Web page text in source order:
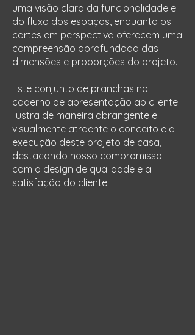
uma visão clara da funcionalidade e
do fluxo dos espaços, enquanto os
cortes em perspectiva oferecem uma
compreensão aprofundada das
dimensões e proporções do projeto.
Este conjunto de pranchas no
caderno de apresentação ao cliente
ilustra de maneira abrangente e
visualmente atraente o conceito e a
execução deste projeto de casa,
destacando nosso compromisso
com o design de qualidade e a
satisfação do cliente.